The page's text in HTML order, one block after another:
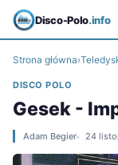
Disco-Polo.info
Strona główna›
DISCO POLO
Gesek -
Adam Begier 24